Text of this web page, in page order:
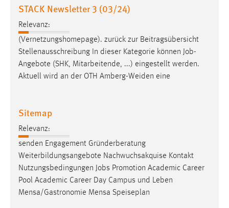
STACK Newsletter 3 (03/24)
Relevanz:
(Vernetzungshomepage). zurück zur Beitragsübersicht
Stellenausschreibung In dieser Kategorie können Job-
Angebote (SHK, Mitarbeitende, ...) eingestellt werden.
Aktuell wird an der OTH Amberg-Weiden eine
Sitemap
Relevanz:
senden Engagement Gründerberatung
Weiterbildungsangebote Nachwuchsakquise Kontakt
Nutzungsbedingungen Jobs Promotion Academic Career
Pool Academic Career Day Campus und Leben
Mensa/Gastronomie Mensa Speiseplan
Performance
Name:
staticfilecache
Zweck:
Für performante Seitenauslieferung wird in diesem Cookie
gespeichert, ob man eingeloggt ist.
Name:
site-language-preference
Zweck:
Das Cookie speichert die gewählte Sprache der Website.
Cookie Laufzeit:
30 Tage